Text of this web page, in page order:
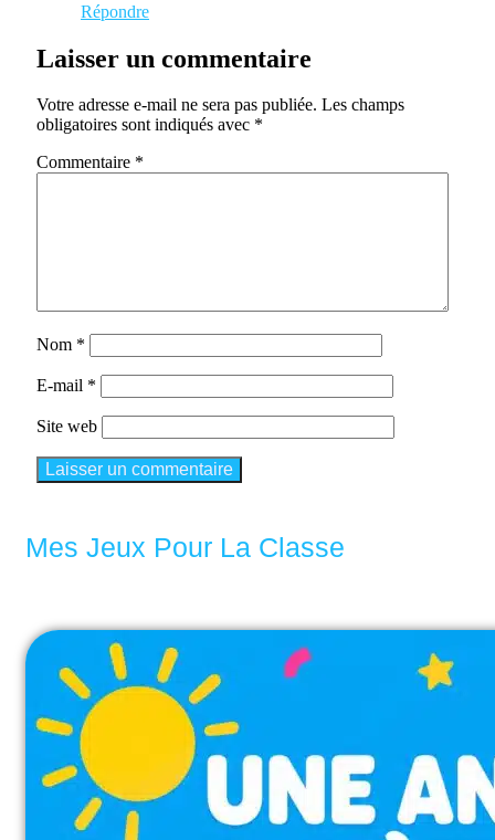
Répondre
Laisser un commentaire
Votre adresse e-mail ne sera pas publiée. Les champs
obligatoires sont indiqués avec *
Commentaire *
Nom *
E-mail *
Site web
Mes Jeux Pour La Classe